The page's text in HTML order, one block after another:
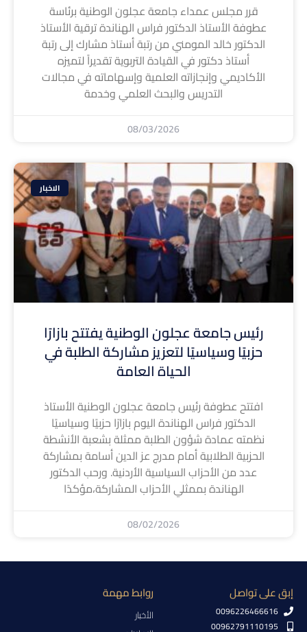
قرر مجلس عمداء جامعة عجلون الوطنية برئاسة
عطوفة الأستاذ الدكتور فراس الهناندة ترقية الأستاذ
الدكتور خالد المومني من رتبة أستاذ مشارك إلى رتبة
أستاذ دكتور في القيادة التربوية تقديراً لتميزه
الأكاديمي وإنجازاته العلمية وإسهاماته في مجالات
التدريس والبحث العلمي وخدمة
08/03/2026
الاخبار
رئيس جامعة عجلون الوطنية يفتتح بازارًا
حزبيًا وسياسيًا لتعزيز مشاركة الطلبة في
الحياة العامة
افتتح عطوفة رئيس جامعة عجلون الوطنية الأستاذ
الدكتور فراس الهناندة اليوم بازارًا حزبيًا وسياسيًا
نظمته عمادة شؤون الطلبة ممثلة بشعبة الأنشطة
الحزبية الطلابية أمام مدرج عز الدين أسامة بمشاركة
عدد من الأحزاب السياسية الأردنية. ورحب الدكتور
الهناندة بممثلي الأحزاب المشاركة،مؤكدًا
08/02/2026
إبق على تواصل
0096226466616
00962791110195
روابط مهمة
الأخبار